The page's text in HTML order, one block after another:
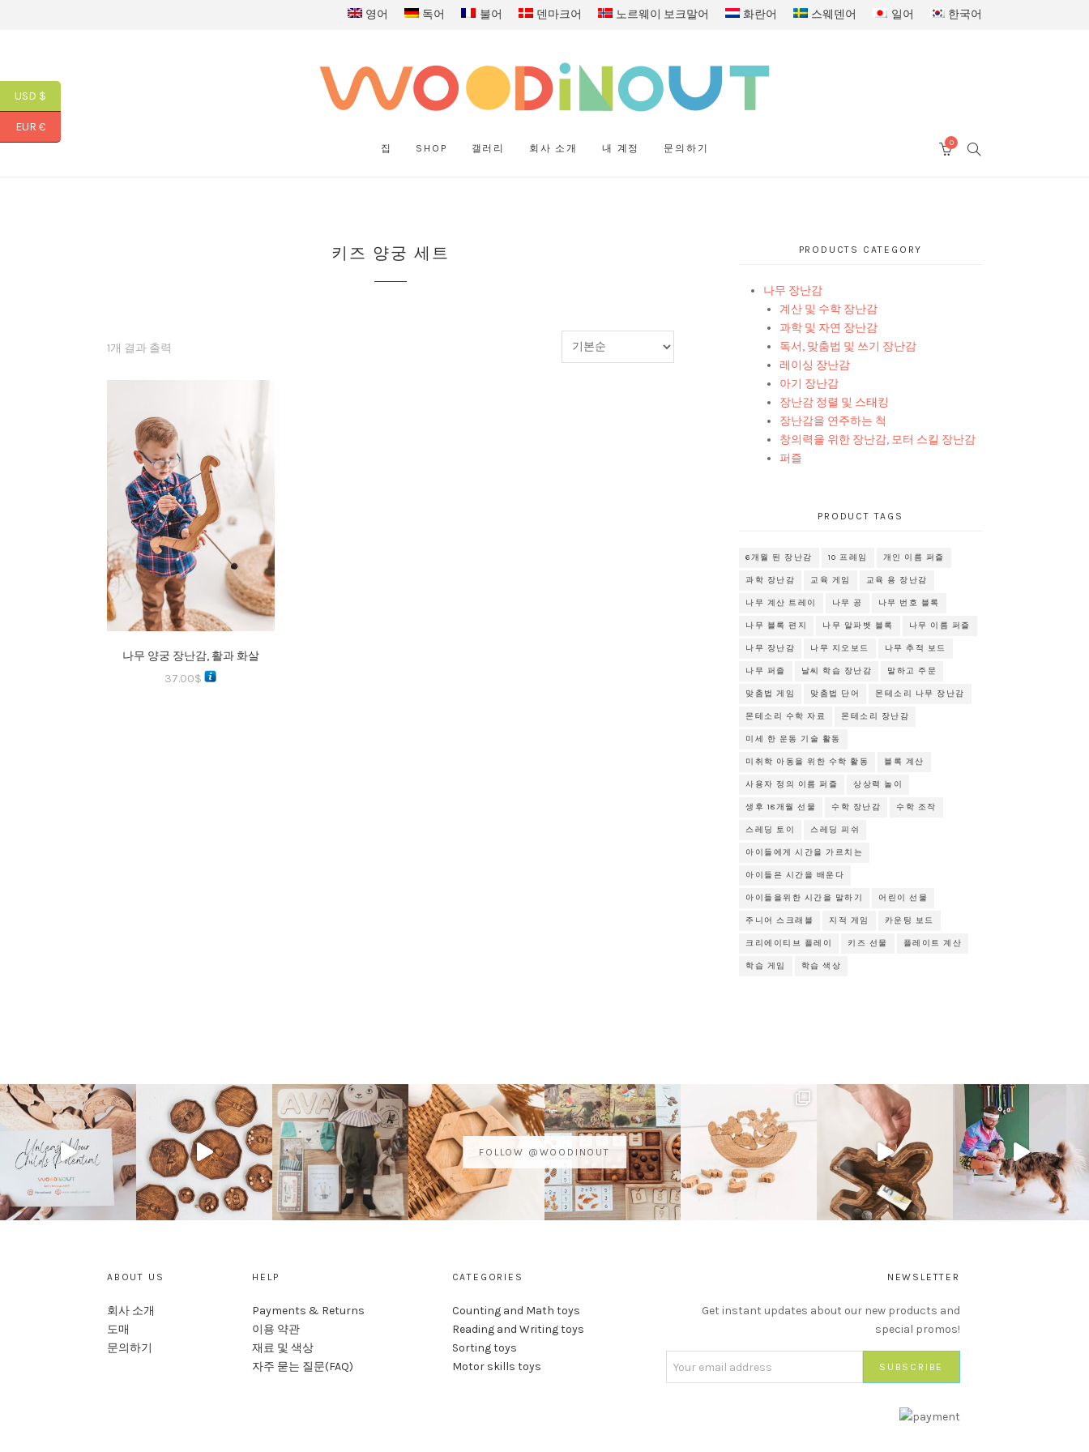
영어 독어 불어 덴마크어 노르웨이 보크말어 화란어 스웨덴어 일어 한국어
집 SHOP 갤러리 회사 소개 내 계정 문의하기
SEARCH
0
키즈 양궁 세트
1개 결과 출력
나무 양궁 장난감, 활과 화살
37.00$
PRODUCTS CATEGORY
나무 장난감
계산 및 수학 장난감
과학 및 자연 장난감
독서, 맞춤법 및 쓰기 장난감
레이싱 장난감
아기 장난감
장난감 정렬 및 스태킹
장난감을 연주하는 척
창의력을 위한 장난감, 모터 스킬 장난감
퍼즐
PRODUCT TAGS
6개월 된 장난감 10 프레임 개인 이름 퍼즐
과학 장난감 교육 게임 교육 용 장난감
나무 계산 트레이 나무 공 나무 번호 블록
나무 블록 편지 나무 알파벳 블록 나무 이름 퍼즐
나무 장난감 나무 지오보드 나무 추적 보드
나무 퍼즐 날씨 학습 장난감 말하고 주문
맞춤법 게임 맞춤법 단어 몬테소리 나무 장난감
몬테소리 수학 자료 몬테소리 장난감
미세 한 운동 기술 활동
미취학 아동을 위한 수학 활동 블록 계산
사용자 정의 이름 퍼즐 상상력 놀이
생후 18개월 선물 수학 장난감 수학 조작
스레딩 토이 스레딩 피쉬
아이들에게 시간을 가르치는
아이들은 시간을 배운다
아이들을위한 시간을 말하기 어린이 선물
주니어 스크래블 지적 게임 카운팅 보드
크리에이티브 플레이 키즈 선물 플레이트 계산
학습 게임 학습 색상
FOLLOW @WOODINOUT
ABOUT US
회사 소개
도매
문의하기
HELP
Payments & Returns
이용 약관
재료 및 색상
자주 묻는 질문(FAQ)
CATEGORIES
Counting and Math toys
Reading and Writing toys
Sorting toys
Motor skills toys
NEWSLETTER
Get instant updates about our new products and
special promos!
USD $
EUR €